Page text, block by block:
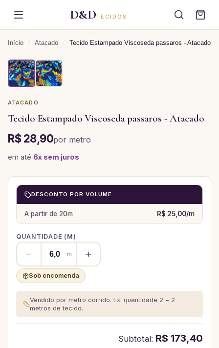
D&DTECIDOS
Início / Atacado / Tecido Estampado Viscoseda passaros - Atacado
ATACADO
Tecido Estampado Viscoseda passaros - Atacado
R$ 28,90por metro
em até 6x sem juros
DESCONTO POR VOLUME
A partir de 20m R$ 25,00/m
QUANTIDADE ( M)
m
Sob encomenda
Vendido por metro corrido. Ex: quantidade 2 = 2
metros de tecido.
Subtotal: R$ 173,40